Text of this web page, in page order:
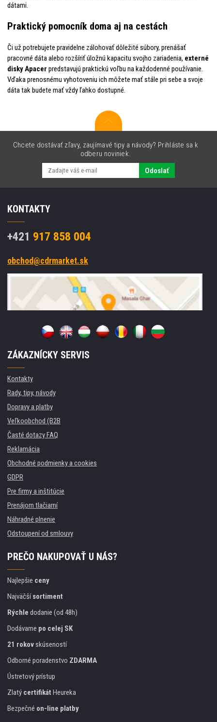
dátami.
Praktický pomocník doma aj na cestách
Či už potrebujete pravidelne zálohovať dôležité súbory, prenášať
pracovné dáta alebo rozšíriť úložnú kapacitu svojho zariadenia, externé
disky Apacer predstavujú praktickú voľbu na každodenné používanie.
Vďaka prenosnému vyhotoveniu ich môžete mať stále pri sebe a svoje
dáta tak budete mať vždy ľahko dostupné.
Chcete dostávať zľavy, zaujímavé tipy a návody? Prihláste sa k
odberu noviniek.
Odoslať
KONTAKTY
+421 917 858 004
obchod@cdrmarket.sk
ZÁKAZNÍCKY SERVIS
Kontakty
Rady, tipy, návody
Dopravy a platby
Veľkoobchod (B2B
Časté dotazy FAQ
Reklamácia
Obchodné podmienky a cookies
GDPR
Pre firmy a inštitúcie
Prenájom tlačiarní
Náhradné plnenie
Odstoupení od smlouvy
PREČO NAKUPOVAŤ U NÁS?
Najlepšie ceny
Najväčšísortiment
Rýchle dodanie (od 48h)
Dodávame po celej SK
21 rokovskúseností
Odborné poradenstvo ZDARMA
Ústretový prístup
Zlatý certifikát Heureka
Bezpečné on-line platby